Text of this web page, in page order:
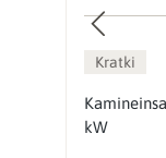
Kratki
kW